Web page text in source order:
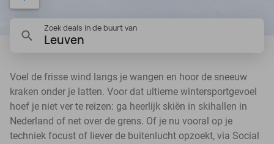
Zoek deals in de buurt van
Leuven
Voel de frisse wind langs je wangen en hoor de sneeuw
kraken onder je latten. Voor dat ultieme wintersportgevoel
hoef je niet ver te reizen: ga heerlijk skiën in skihallen in
Nederland of net over de grens. Of je nu vooral op je
techniek focust of liever de buitenlucht opzoekt, via Social